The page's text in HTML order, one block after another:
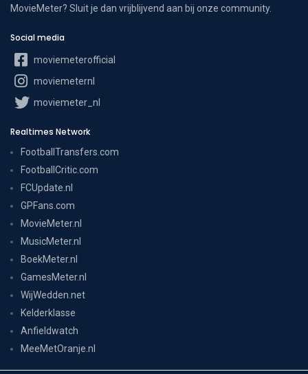
MovieMeter? Sluit je dan vrijblijvend aan bij onze community.
Social media
moviemeterofficial
moviemeternl
moviemeter_nl
Realtimes Network
FootballTransfers.com
FootballCritic.com
FCUpdate.nl
GPFans.com
MovieMeter.nl
MusicMeter.nl
BoekMeter.nl
GamesMeter.nl
WijWedden.net
Kelderklasse
Anfieldwatch
MeeMetOranje.nl